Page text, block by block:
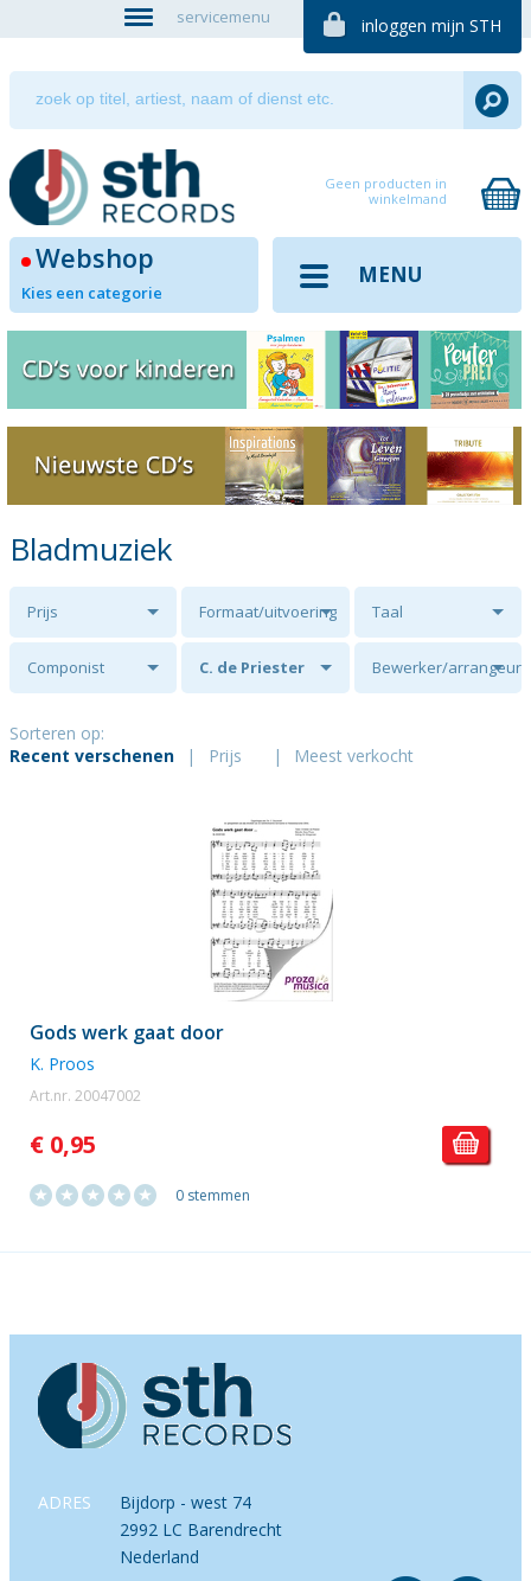
servicemenu inloggen mijn STH
Geen producten in
winkelmand
Webshop
Kies een categorie
MENU
Bladmuziek
Prijs Formaat/uitvoering Taal
Componist C. de Priester Bewerker/arrangeur
Sorteren op:
Recent verschenen
| Prijs | Meest verkocht
Gods werk gaat door
K. Proos
Art.nr. 20047002
€ 0,95
0 stemmen
ADRES
Bijdorp - west 74
2992 LC Barendrecht
Nederland